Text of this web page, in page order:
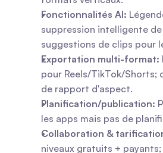
Fonctionnalités AI:
suppression intelligente
suggestions de clips pour
Exportation multi-format:
pour Reels/TikTok/
de rapport d'aspect.
Planification/publication:
les apps mais pas de
Collaboration &
niveaux gratuits +